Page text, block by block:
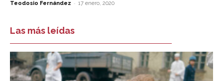
Teodosio Fernández - 17 enero, 2020
Las más leídas